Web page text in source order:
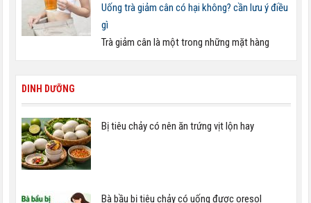
Uống trà giảm cân có hại không? cần lưu ý điều
gì
Trà giảm cân là một trong những mặt hàng
DINH DƯỠNG
Bị tiêu chảy có nên ăn trứng vịt lộn hay
Bà bầu bị tiêu chảy có uống được oresol